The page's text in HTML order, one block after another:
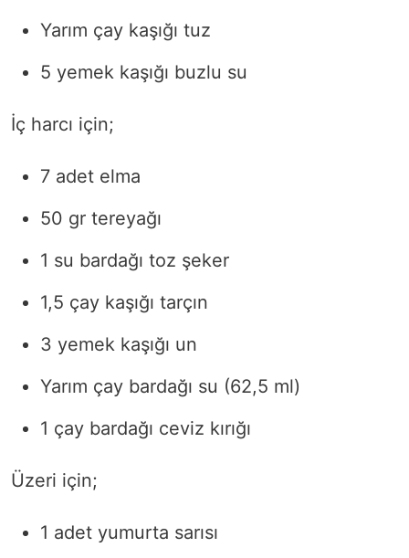
Yarım çay kaşığı tuz
5 yemek kaşığı buzlu su
İç harcı için;
7 adet elma
50 gr tereyağı
1 su bardağı toz şeker
1,5 çay kaşığı tarçın
3 yemek kaşığı un
Yarım çay bardağı su (62,5 ml)
1 çay bardağı ceviz kırığı
Üzeri için;
1 adet yumurta sarısı